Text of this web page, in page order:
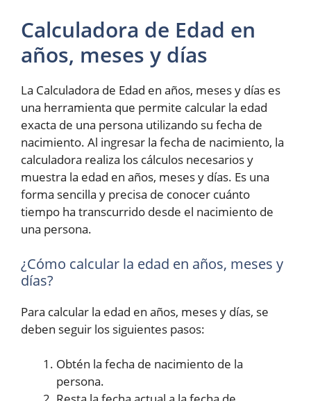
Calculadora de Edad en
años, meses y días
La Calculadora de Edad en años, meses y días es
una herramienta que permite calcular la edad
exacta de una persona utilizando su fecha de
nacimiento. Al ingresar la fecha de nacimiento, la
calculadora realiza los cálculos necesarios y
muestra la edad en años, meses y días. Es una
forma sencilla y precisa de conocer cuánto
tiempo ha transcurrido desde el nacimiento de
una persona.
¿Cómo calcular la edad en años, meses y
días?
Para calcular la edad en años, meses y días, se
deben seguir los siguientes pasos:
Obtén la fecha de nacimiento de la
persona.